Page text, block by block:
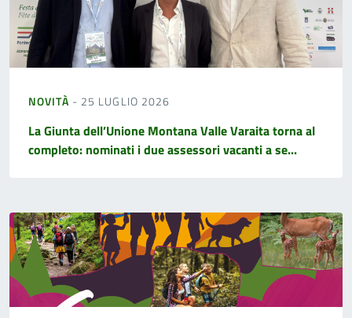
NOVITÀ - 25 LUGLIO 2026
La Giunta dell’Unione Montana Valle Varaita torna al
completo: nominati i due assessori vacanti a se...